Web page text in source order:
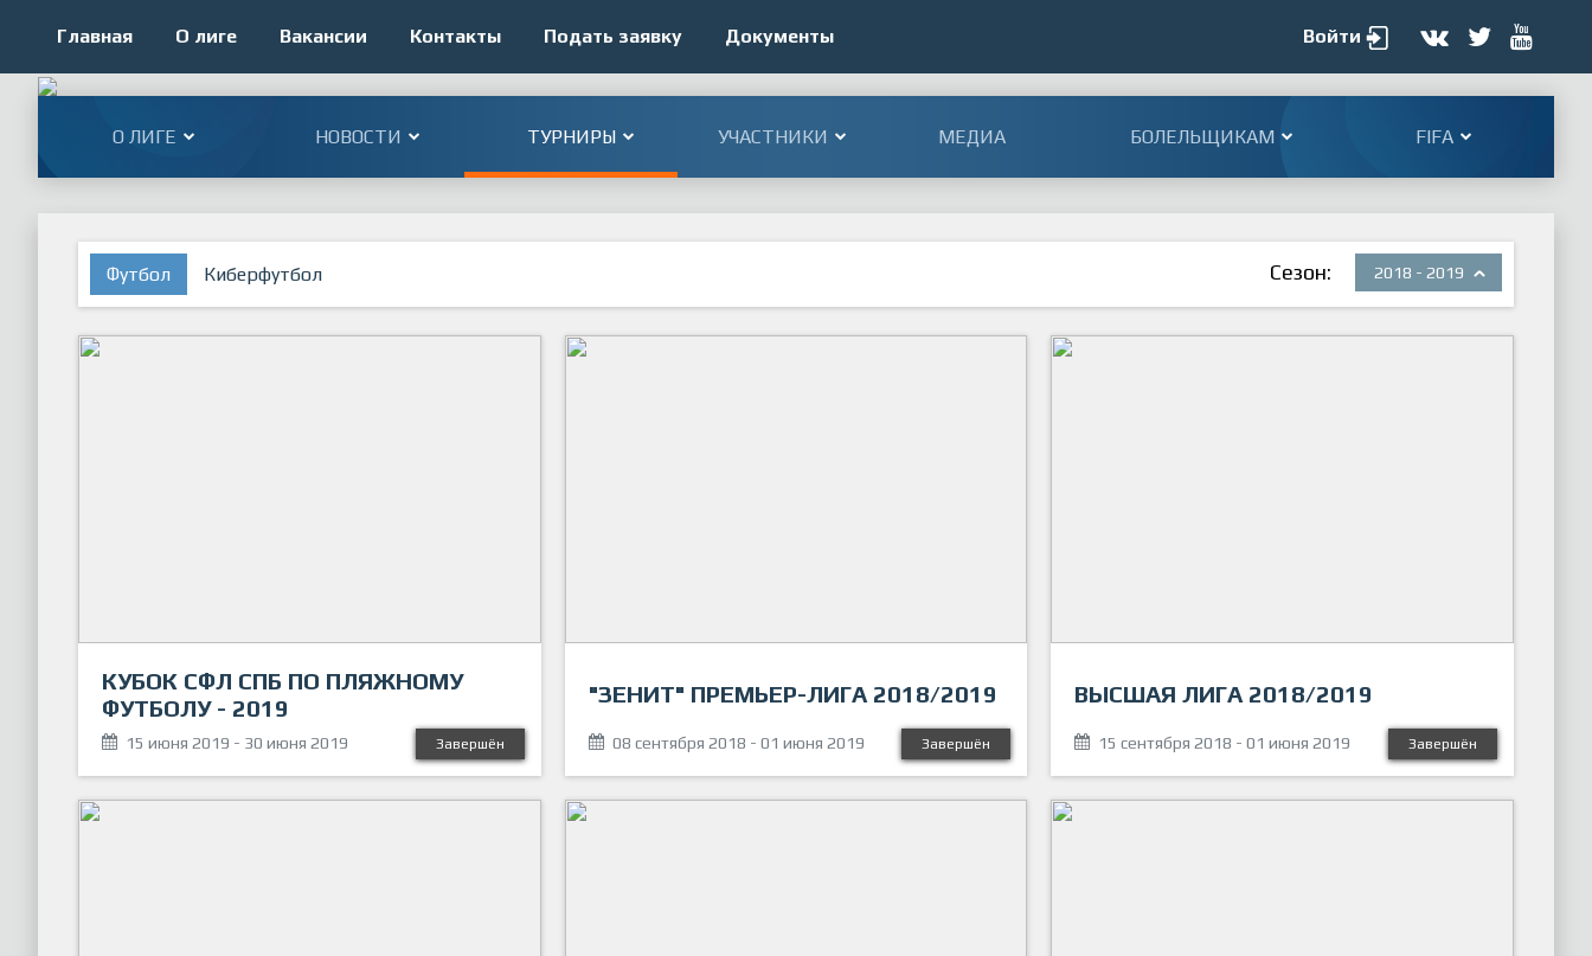
Главная О лиге Вакансии Контакты Подать заявку Документы Войти
О ЛИГЕ НОВОСТИ ТУРНИРЫ УЧАСТНИКИ МЕДИА БОЛЕЛЬЩИКАМ FIFA
Футбол Киберфутбол 2018 - 2019
Сезон:
КУБОК СФЛ СПБ ПО ПЛЯЖНОМУ
ФУТБОЛУ - 2019
15 июня 2019 - 30 июня 2019 Завершён
"ЗЕНИТ" ПРЕМЬЕР-ЛИГА 2018/2019
08 сентября 2018 - 01 июня 2019 Завершён
ВЫСШАЯ ЛИГА 2018/2019
15 сентября 2018 - 01 июня 2019 Завершён